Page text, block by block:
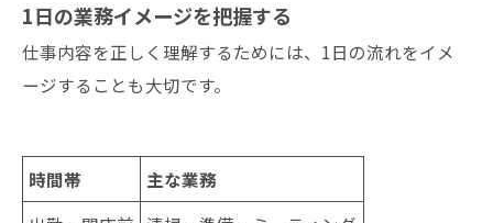
1日の業務イメージを把握する
仕事内容を正しく理解するためには、1日の流れをイメ
ージすることも大切です。
時間帯
主な業務